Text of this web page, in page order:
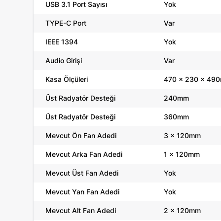
USB 3.1 Port Sayısı Yok
TYPE-C Port Var
IEEE 1394 Yok
Audio Girişi Var
Kasa Ölçüleri 470 x 230 x
Üst Radyatör Desteği 240mm
Üst Radyatör Desteği 360mm
Mevcut Ön Fan Adedi 3 x 120mm
Mevcut Arka Fan Adedi 1 x 120mm
Mevcut Üst Fan Adedi Yok
Mevcut Yan Fan Adedi Yok
Mevcut Alt Fan Adedi 2 x 120mm